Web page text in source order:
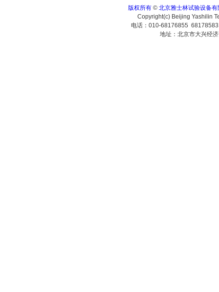
版权所有 © 北京雅士林试验设备有
Copyright(c) Beijing Yashilin
电话：010-68176855
地址：北京市大兴经